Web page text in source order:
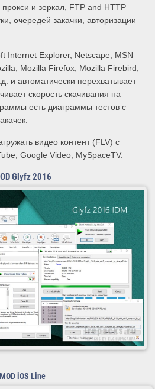
и зеркал, FTP and HTTP
очередей закачки, авторизации
Internet Explorer, Netscape, MSN
Mozilla Firefox, Mozilla Firebird,
и автоматически перехватывает
скорость скачивания на
есть диаграммы тестов с
видео контент (FLV) с
Google Video, MySpaceTV.
Glyfz 2016
MODiOS Line